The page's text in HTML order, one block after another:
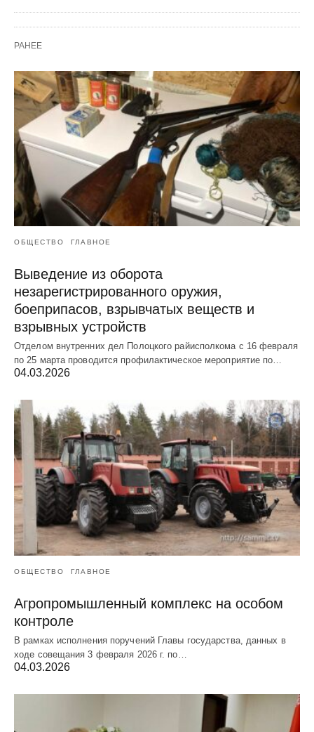
РАНЕЕ
ОБЩЕСТВО ГЛАВНОЕ
Выведение из оборота
незарегистрированного оружия,
боеприпасов, взрывчатых веществ и
взрывных устройств
Отделом внутренних дел Полоцкого райисполкома с 16 февраля
по 25 марта проводится профилактическое мероприятие по…
04.03.2026
ОБЩЕСТВО ГЛАВНОЕ
Агропромышленный комплекс на особом
контроле
В рамках исполнения поручений Главы государства, данных в
ходе совещания 3 февраля 2026 г. по…
04.03.2026